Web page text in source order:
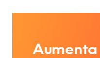
Aumenta